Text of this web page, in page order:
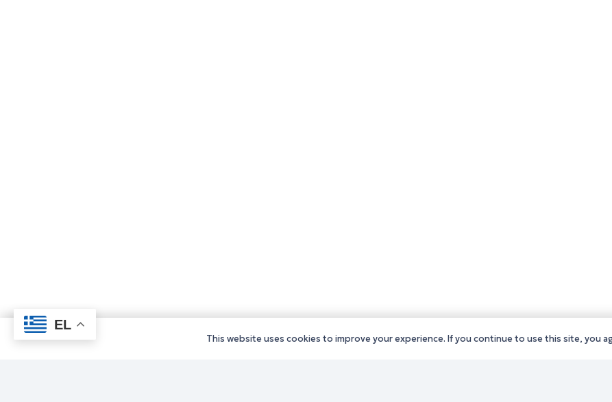
EL
This website uses cookies to improve your experience. If you continue to use this site, you